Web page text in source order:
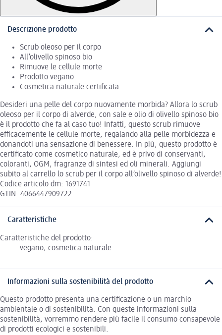
Descrizione prodotto
Scrub oleoso per il corpo
All’olivello spinoso bio
Rimuove le cellule morte
Prodotto vegano
Cosmetica naturale certificata
Desideri una pelle del corpo nuovamente morbida? Allora lo scrub
oleoso per il corpo di alverde, con sale e olio di olivello spinoso bio
è il prodotto che fa al caso tuo! Infatti, questo scrub rimuove
efficacemente le cellule morte, regalando alla pelle morbidezza e
donandoti una sensazione di benessere. In più, questo prodotto è
certificato come cosmetico naturale, ed è privo di conservanti,
coloranti, OGM, fragranze di sintesi ed oli minerali. Aggiungi
subito al carrello lo scrub per il corpo all’olivello spinoso di alverde!
Codice articolo dm: 1691741
GTIN: 4066447909722
Caratteristiche
Caratteristiche del prodotto:
vegano, cosmetica naturale
Informazioni sulla sostenibilità del prodotto
Questo prodotto presenta una certificazione o un marchio
ambientale o di sostenibilità. Con queste informazioni sulla
sostenibilità, vorremmo rendere più facile il consumo consapevole
di prodotti ecologici e sostenibili.